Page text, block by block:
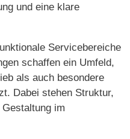
und eine klare
Servicebereiche
schaffen ein Umfeld,
als auch besondere
Dabei stehen Struktur,
im